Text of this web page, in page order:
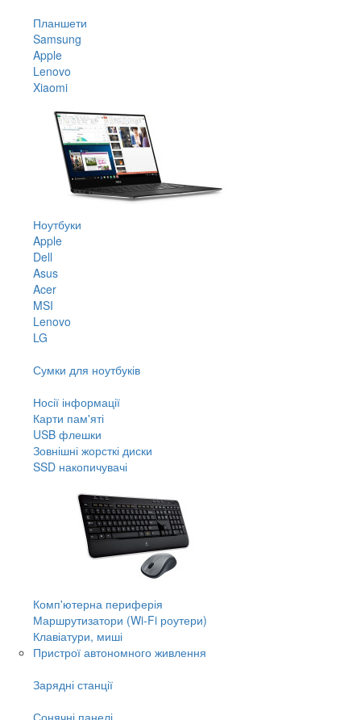
Планшети
Samsung
Apple
Lenovo
Xiaomi
Ноутбуки
Apple
Dell
Asus
Acer
MSI
Lenovo
LG
Сумки для ноутбуків
Носії інформації
Карти пам'яті
USB флешки
Зовнішні жорсткі диски
SSD накопичувачі
Комп'ютерна периферія
Маршрутизатори (Wi-Fi роутери)
Клавіатури, миші
Пристрої автономного живлення
Зарядні станції
Сонячні панелі